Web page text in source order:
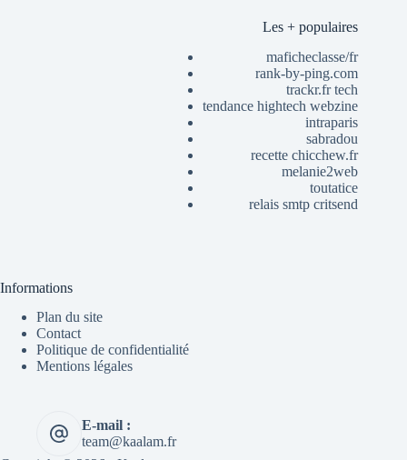
Les + populaires
maficheclasse/fr
rank-by-ping.com
trackr.fr tech
tendance hightech webzine
intraparis
sabradou
recette chicchew.fr
melanie2web
toutatice
relais smtp critsend
Informations
Plan du site
Contact
Politique de confidentialité
Mentions légales
E-mail :
team@kaalam.fr